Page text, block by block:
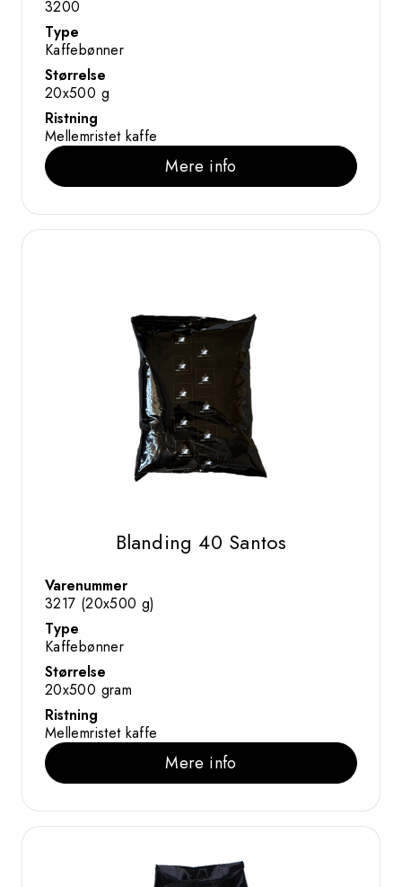
3200
Type
Kaffebønner
Størrelse
20x500 g
Ristning
Mellemristet kaffe
Mere info
Blanding 40 Santos
Varenummer
3217 (20x500 g)
Type
Kaffebønner
Størrelse
20x500 gram
Ristning
Mellemristet kaffe
Mere info